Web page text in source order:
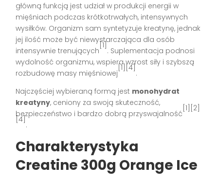
główną funkcją jest udział w produkcji energii w
mięśniach podczas krótkotrwałych, intensywnych
wysiłków. Organizm sam syntetyzuje kreatynę, jednak
jej ilość może być niewystarczająca dla osób
intensywnie trenujących
[1]
. Suplementacja podnosi
wydolność organizmu, wspiera wzrost siły i szybszą
rozbudowę masy mięśniowej
[1][4]
.
Najczęściej wybieraną formą jest monohydrat
kreatyny, ceniony za swoją skuteczność,
bezpieczeństwo i bardzo dobrą przyswajalność
[1][2]
[4]
.
Charakterystyka
Creatine 300g Orange Ice